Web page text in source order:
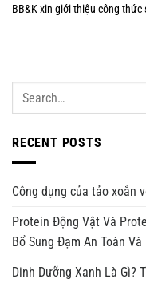
BB&K xin giới thiệu công
RECENT POSTS
Công dụng của tảo xoắn
Protein Động Vật Và
Bổ Sung Đạm An Toàn Và
Dinh Dưỡng Xanh Là Gì?